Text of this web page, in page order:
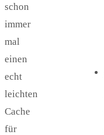
schon
immer
mal
einen
echt
leichten
Cache
für